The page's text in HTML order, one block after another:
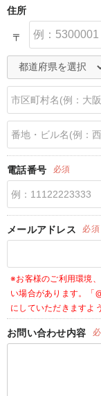
買って正解！高評価レ
冬に可愛いニットがお
親子コーデ｜ママとベ
便利な育児家電
Gift Selection 出産祝
保育園・入園準備特集
入院準備の持ち物チェ
住所
〒
電話番号 必須
メールアドレス 必須
※お客様のご利用環境
い場合があります。
にしていただきますよ
お問い合わせ内容